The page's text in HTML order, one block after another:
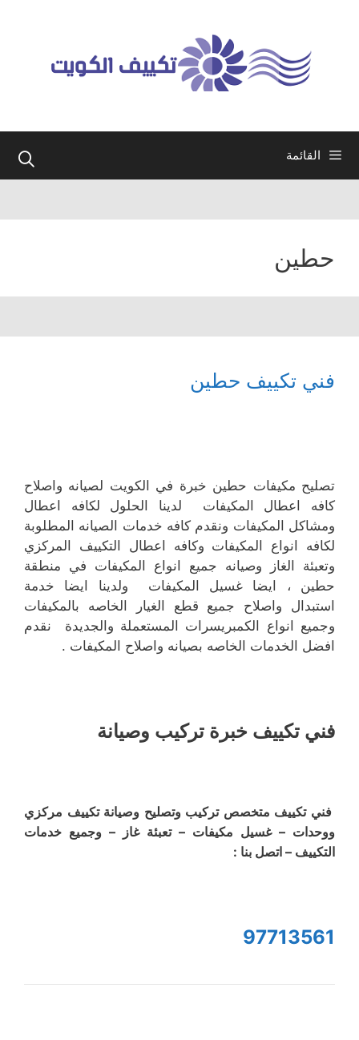
القائمة
حطين
فني تكييف حطين
تصليح مكيفات حطين خبرة في الكويت لصيانه واصلاح
كافه اعطال المكيفات لدينا الحلول لكافه اعطال
ومشاكل المكيفات ونقدم كافه خدمات الصيانه المطلوبة
لكافه انواع المكيفات وكافه اعطال التكييف المركزي
وتعبئة الغاز وصيانه جميع انواع المكيفات في منطقة
حطين ، ايضا غسيل المكيفات ولدينا ايضا خدمة
استبدال واصلاح جميع قطع الغيار الخاصه بالمكيفات
وجميع انواع الكمبريسرات المستعملة والجديدة نقدم
افضل الخدمات الخاصه بصيانه واصلاح المكيفات .
فني تكييف خبرة تركيب وصيانة
فني تكييف متخصص تركيب وتصليح وصيانة تكييف مركزي
ووحدات – غسيل مكيفات – تعبئة غاز – وجميع خدمات
التكييف – اتصل بنا :
97713561